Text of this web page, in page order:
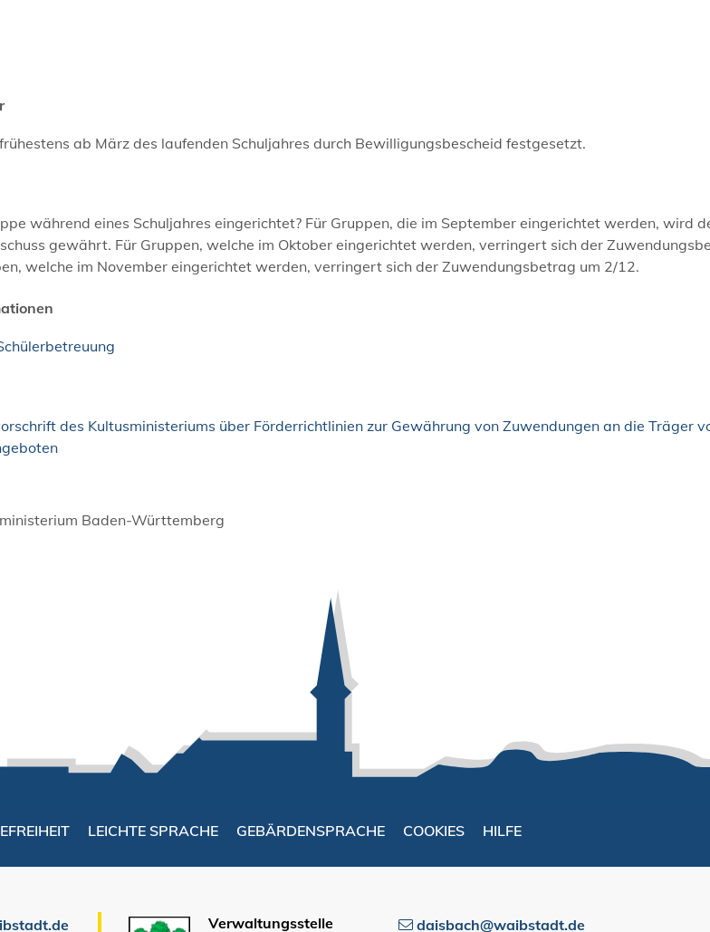
ab März des laufenden Schuljahres durch Bewilligungsbescheid festgesetzt.
während eines Schuljahres eingerichtet? Für Gruppen, die im September eingerichtet werden, wird
gewährt. Für Gruppen, welche im Oktober eingerichtet werden, verringert sich der
welche im November eingerichtet werden, verringert sich der Zuwendungsbetrag um 2/12.
des Kultusministeriums über Förderrichtlinien zur Gewährung von Zuwendungen an die Träger
Baden-Württemberg
LEICHTE SPRACHE GEBÄRDENSPRACHE COOKIES HILFE
Verwaltungsstelle daisbach@waibstadt.de